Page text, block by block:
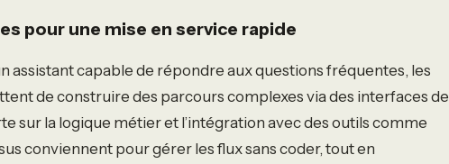
pour une mise en service rapide
assistant capable de répondre aux questions fréquentes, les
de construire des parcours complexes via des interfaces de
sur la logique métier et l’intégration avec des outils comme
conviennent pour gérer les flux sans coder, tout en